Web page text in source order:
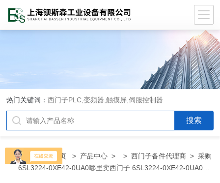
热门关键词：西门子PLC,变频器,触摸屏,伺服控制器
当前位置：首页 > 产品中心 > >西门子备件代理商 > 采购
6SL3224-0XE42-0UA0哪里卖西门子 6SL3224-0XE42-0UA0代